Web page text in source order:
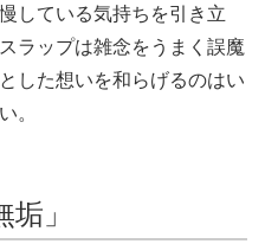
している気持ちを引き立
ラップは雑念をうまく誤魔
した想いを和らげるのはい
。
」